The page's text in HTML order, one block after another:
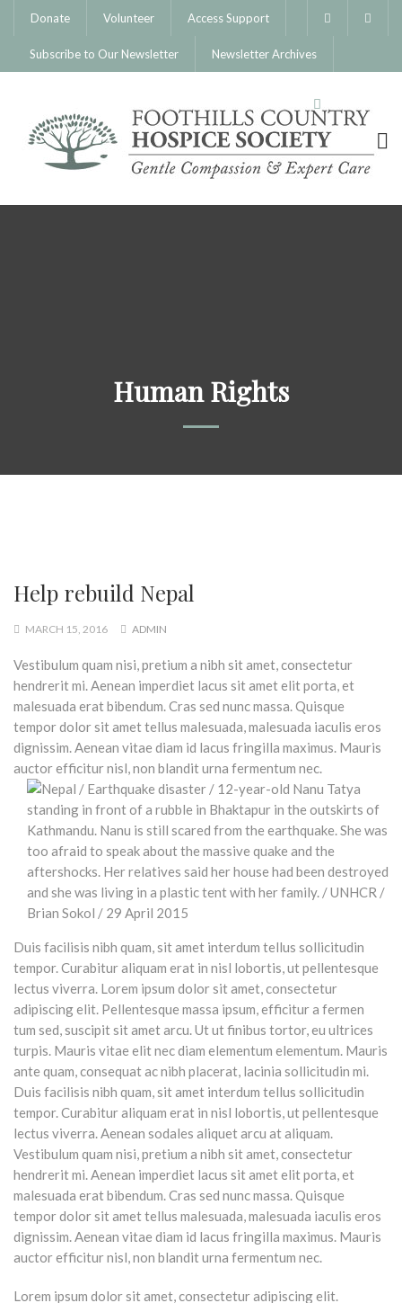
Donate Volunteer Access Support
Subscribe to Our Newsletter Newsletter Archives
Human Rights
Help rebuild Nepal
MARCH 15, 2016 ADMIN
Vestibulum quam nisi, pretium a nibh sit amet, consectetur
hendrerit mi. Aenean imperdiet lacus sit amet elit porta, et
malesuada erat bibendum. Cras sed nunc massa. Quisque
tempor dolor sit amet tellus malesuada, malesuada iaculis eros
dignissim. Aenean vitae diam id lacus fringilla maximus. Mauris
auctor efficitur nisl, non blandit urna fermentum nec.
Duis facilisis nibh quam, sit amet interdum tellus sollicitudin
tempor. Curabitur aliquam erat in nisl lobortis, ut pellentesque
lectus viverra. Lorem ipsum dolor sit amet, consectetur
adipiscing elit. Pellentesque massa ipsum, efficitur a fermen
tum sed, suscipit sit amet arcu. Ut ut finibus tortor, eu ultrices
turpis. Mauris vitae elit nec diam elementum elementum. Mauris
ante quam, consequat ac nibh placerat, lacinia sollicitudin mi.
Duis facilisis nibh quam, sit amet interdum tellus sollicitudin
tempor. Curabitur aliquam erat in nisl lobortis, ut pellentesque
lectus viverra. Aenean sodales aliquet arcu at aliquam.
Vestibulum quam nisi, pretium a nibh sit amet, consectetur
hendrerit mi. Aenean imperdiet lacus sit amet elit porta, et
malesuada erat bibendum. Cras sed nunc massa. Quisque
tempor dolor sit amet tellus malesuada, malesuada iaculis eros
dignissim. Aenean vitae diam id lacus fringilla maximus. Mauris
auctor efficitur nisl, non blandit urna fermentum nec.
Lorem ipsum dolor sit amet, consectetur adipiscing elit.